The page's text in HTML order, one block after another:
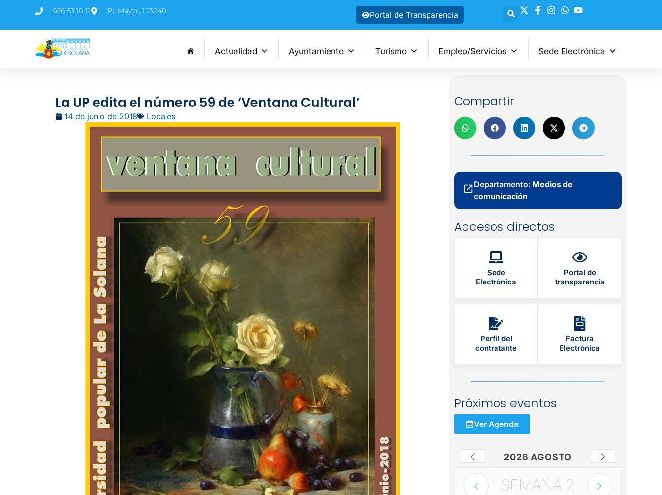
926 63 10 11 Pl. Mayor, 1 13240 Portal de Transparencia
Actualidad Ayuntamiento Turismo Empleo/Servicios Sede Electrónica
La UP edita el número 59 de ‘Ventana Cultural’
14 de junio de 2018 Locales
Compartir
Departamento: Medios de
comunicación
Accesos directos
Sede
Electrónica
Portal de
transparencia
Perfil del
contratante
Factura
Electrónica
Próximos eventos
Ver Agenda
2026 AGOSTO
SEMANA 2